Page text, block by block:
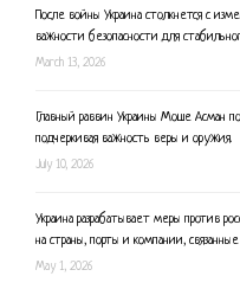
После войны Украина столкнется с
важности безопасности для
March 13, 2026
Главный раввин Украины Моше Асман
подчеркивая важность веры и оружия.
July 10, 2026
Украина разрабатывает меры против
на страны, порты и компании,
May 1, 2026